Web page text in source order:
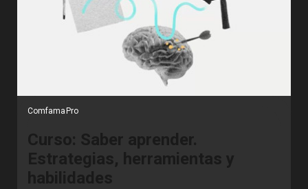
ComfamaPro
Curso: Saber aprender.
Estrategias, herramientas y
habilidades